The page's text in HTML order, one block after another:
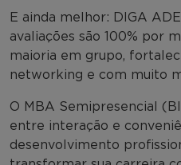
E ainda melhor: DIGA
avaliações são 100% por
maioria em grupo,
networking e com muito
O MBA Semipresencial
entre interação e
desenvolvimento